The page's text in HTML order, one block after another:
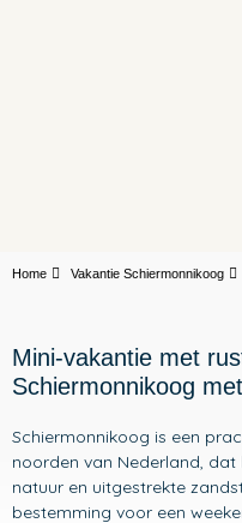
Home Vakantie Schiermonnikoog
Mini-vakantie met
Schiermonnikoog
Schiermonnikoog is een
noorden van Nederland,
natuur en uitgestrekte
bestemming voor een